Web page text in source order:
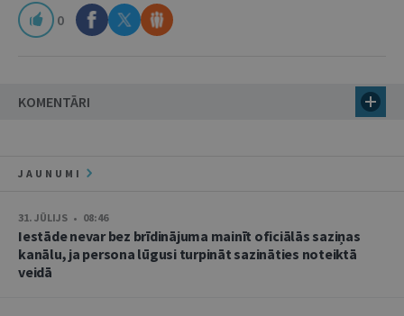
0
KOMENTĀRI
JAUNUMI
31. JŪLIJS • 08:46
Iestāde nevar bez brīdinājuma mainīt oficiālās saziņas
kanālu, ja persona lūgusi turpināt sazināties noteiktā
veidā